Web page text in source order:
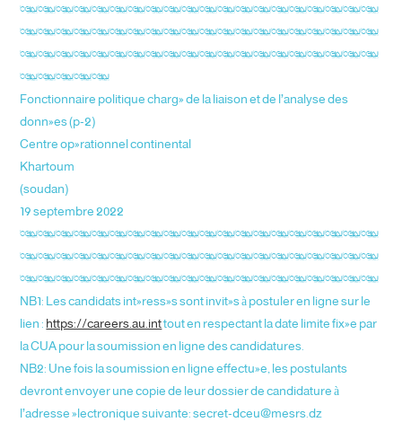
********************
********************
********************
*****
Fonctionnaire politique chargé de la liaison et de l’analyse des
données (p-2)
Centre opérationnel continental
Khartoum
(soudan)
19 septembre 2022
********************
********************
********************
NB1: Les candidats intéressés sont invités à postuler en ligne sur le
lien :https://careers.au.inttout en respectant la date limite fixée par
la CUA pour la soumission en ligne des candidatures.
NB2: Une fois la soumission en ligne effectuée, les postulants
devront envoyer une copie de leur dossier de candidature à
l’adresse électronique suivante: secret-dceu@mesrs.dz